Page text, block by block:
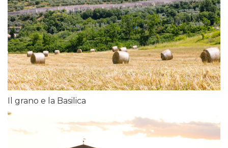
Il grano e la Basilica